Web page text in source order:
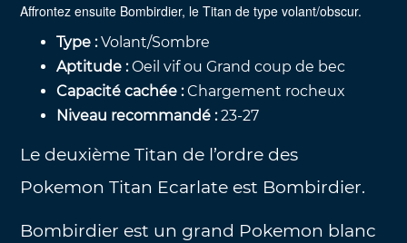
Affrontez ensuite Bombirdier, le Titan de type volant/obscur.
Type :Volant/Sombre
Aptitude :Oeil vif ou Grand coup de bec
Capacité cachée :Chargement rocheux
Niveau recommandé :23-27
Le deuxième Titan de l’ordre des
Pokemon Titan Ecarlate est Bombirdier.
Bombirdier est un grand Pokemon blanc